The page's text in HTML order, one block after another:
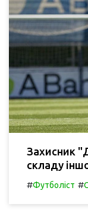
Захисник
складу
#Футболіст #